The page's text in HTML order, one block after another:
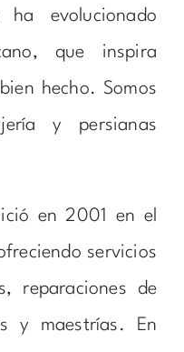
evolucionado
que inspira
hecho. Somos
y persianas
en 2001 en el
servicios
reparaciones de
y maestrías. En